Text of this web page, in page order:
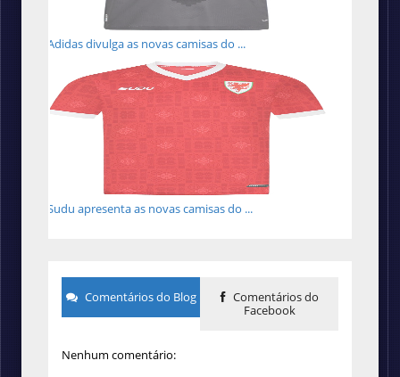
Adidas divulga as novas camisas do ...
Sudu apresenta as novas camisas do ...
Comentários do Blog
Comentários do
Facebook
Nenhum comentário: